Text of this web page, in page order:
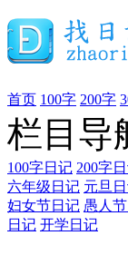
首页 100字 200字
栏目导
100字日记 200字
六年级日记 元旦
妇女节日记 愚人
日记 开学日记